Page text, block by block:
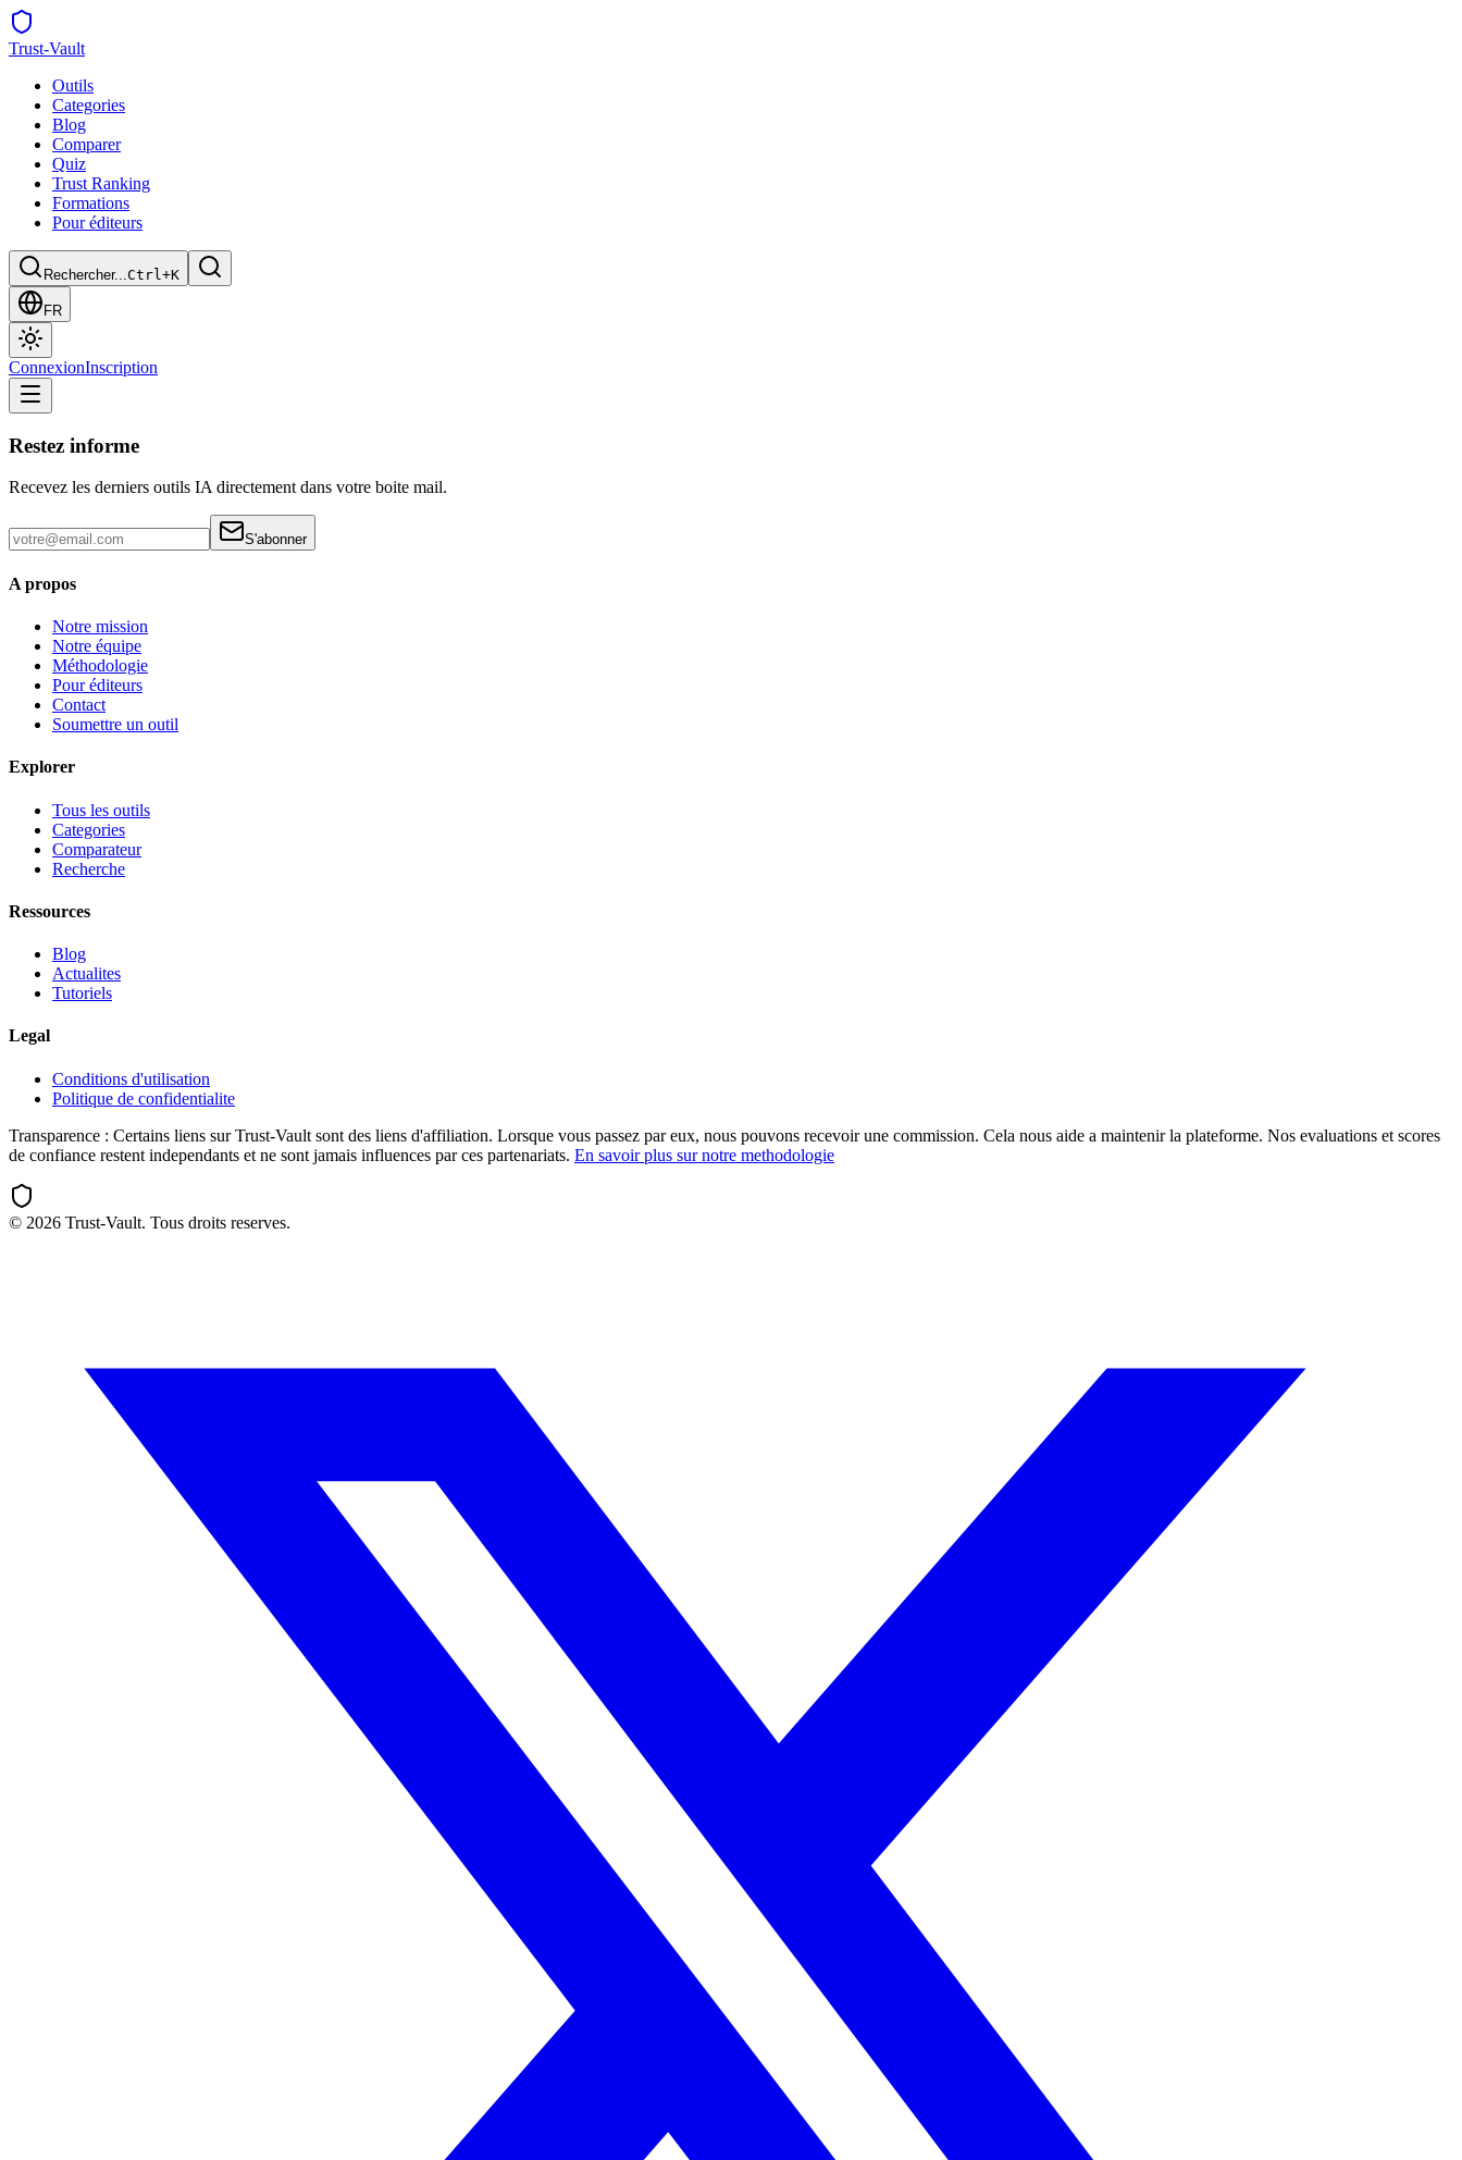
Trust-Vault
Outils
Categories
Blog
Comparer
Quiz
Trust Ranking
Formations
Pour éditeurs
Rechercher...Ctrl+K
FR
ConnexionInscription
Restez informe
Recevez les derniers outils IA directement dans votre boite mail.
S'abonner
A propos
Notre mission
Notre équipe
Méthodologie
Pour éditeurs
Contact
Soumettre un outil
Explorer
Tous les outils
Categories
Comparateur
Recherche
Ressources
Blog
Actualites
Tutoriels
Legal
Conditions d'utilisation
Politique de confidentialite
Transparence : Certains liens sur Trust-Vault sont des liens d'affiliation. Lorsque vous passez par eux, nous pouvons recevoir une commission. Cela nous aide a maintenir la plateforme. Nos evaluations et scores
de confiance restent independants et ne sont jamais influences par ces partenariats. En savoir plus sur notre methodologie
© 2026 Trust-Vault. Tous droits reserves.